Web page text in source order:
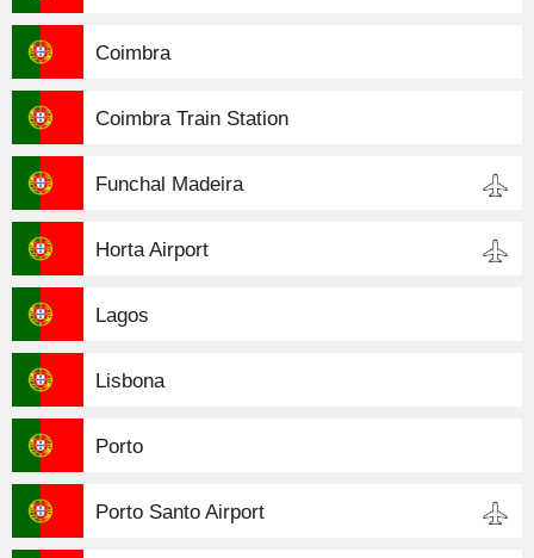
Coimbra
Coimbra Train Station
Funchal Madeira
Horta Airport
Lagos
Lisbona
Porto
Porto Santo Airport